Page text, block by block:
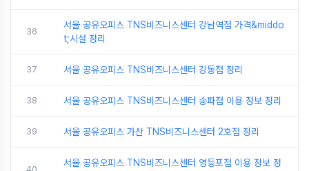
36
서울 공유오피스 TNS비즈니스센터 강남역점 가격&middo
t;시설 정리
37 서울 공유오피스 TNS비즈니스센터 강동점 정리
38 서울 공유오피스 TNS비즈니스센터 송파점 이용 정보 정리
39 서울 공유오피스 가산 TNS비즈니스센터 2호점 정리
서울 공유오피스 TNS비즈니스센터 영등포점 이용 정보 정